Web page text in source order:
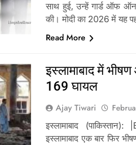
साथ हुई, उन्हें गार्ड ऑफ ऑनर
की। मोदी का 2026 में यह
Read More
इस्लामाबाद में
169 घायल
Ajay Tiwari
इस्लामाबाद
इस्लामाबाद एक बार फिर